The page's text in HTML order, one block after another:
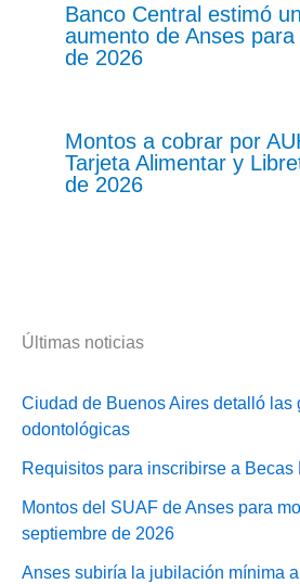
Banco Central estimó
aumento de Anses
de 2026
Montos a cobrar por
Tarjeta Alimentar y
de 2026
Últimas noticias
Ciudad de Buenos Aires detalló las
odontológicas
Requisitos para inscribirse a Becas
Montos del SUAF de Anses para
septiembre de 2026
Anses subiría la jubilación mínima